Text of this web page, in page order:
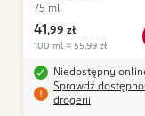
75 ml
41 ,99 zł
100 ml = 55,99 zł
Niedostępny
Sprawdź
drogerii